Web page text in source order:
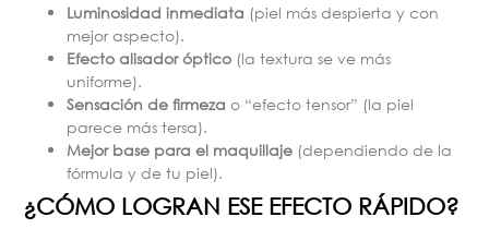
Luminosidad inmediata (piel más despierta y con
mejor aspecto).
Efecto alisador óptico(la textura se ve más
uniforme).
Sensación de firmeza o “efecto tensor” (la piel
parece más tersa).
Mejor base para el maquillaje(dependiendo de la
fórmula y de tu piel).
¿CÓMO LOGRAN ESE EFECTO RÁPIDO?